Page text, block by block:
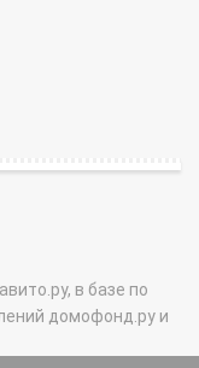
в базе по
домофонд.ру и